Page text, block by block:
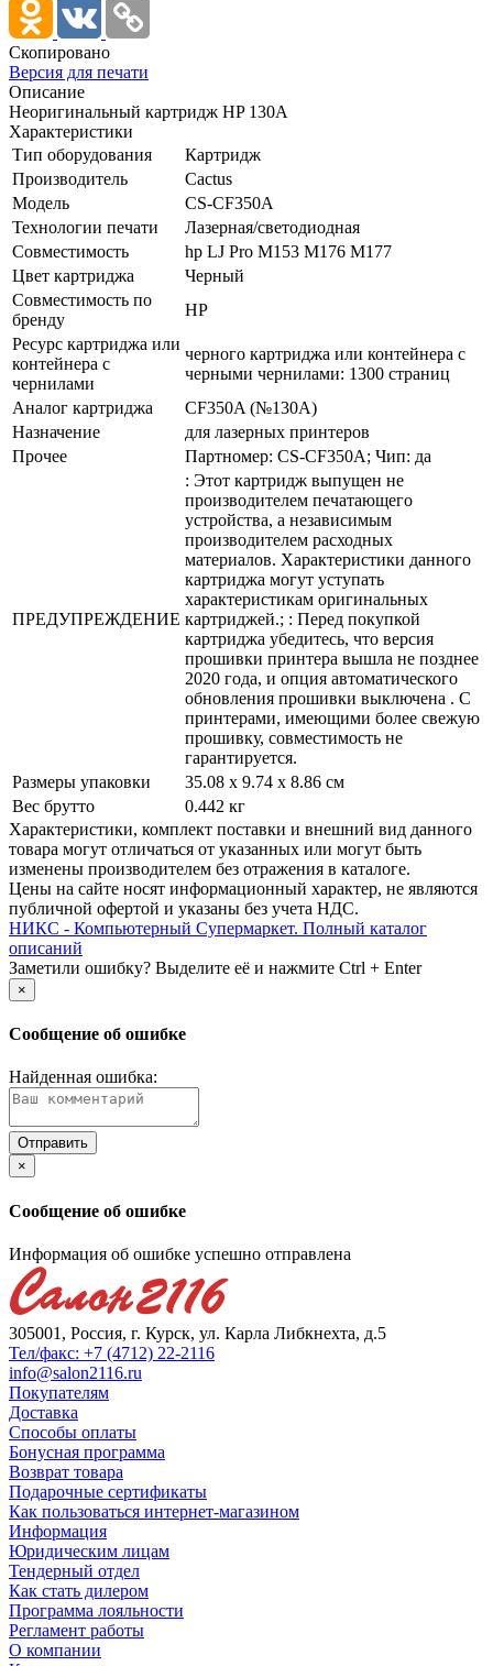
Скопировано
Версия для печати
Описание
Неоригинальный картридж HP 130A
Характеристики
Тип оборудования
Картридж
Производитель
Cactus
Модель
CS-CF350A
Технологии печати
Лазерная/­светодиодная
Совместимость
hp LJ Pro M153 M176 M177
Цвет картриджа
Черный
Совместимость по
бренду
HP
Ресурс картриджа или
контейнера с
чернилами
черного картриджа или контейнера с
черными чернилами: 1300 страниц
Аналог картриджа
CF350A (№130A)
Назначение
для лазерных принтеров
Прочее
Партномер: CS-CF350A; Чип: да
ПРЕДУПРЕЖДЕНИЕ
: Этот картридж выпущен не
производителем печатающего
устройства, а независимым
производителем расходных
материалов. Характеристики данного
картриджа могут уступать
характеристикам оригинальных
картриджей.; : Перед покупкой
картриджа убедитесь, что версия
прошивки принтера вышла не позднее
2020 года, и опция автоматического
обновления прошивки выключена . С
принтерами, имеющими более свежую
прошивку, совместимость не
гарантируется.
Размеры упаковки
35.08 x 9.74 x 8.86 см
Вес брутто
0.442 кг
Xарактеристики, комплект поставки и внешний вид данного
товара могут отличаться от указанных или могут быть
изменены производителем без отражения в каталоге.
Цены на сайте носят информационный характер, не являются
публичной офертой и указаны без учета НДС.
НИКС - Компьютерный Cупермаркет. Полный каталог
описаний
Заметили ошибку? Выделите её и нажмите Ctrl + Enter
×
Сообщение об ошибке
Найденная ошибка:
×
Сообщение об ошибке
Информация об ошибке успешно отправлена
305001, Россия, г. Курск, ул. Карла Либкнехта, д.5
Тел/факс: +7 (4712) 22-2116
info@salon2116.ru
Покупателям
Доставка
Способы оплаты
Бонусная программа
Возврат товара
Подарочные сертификаты
Как пользоваться интернет-магазином
Информация
Юридическим лицам
Тендерный отдел
Как стать дилером
Программа лояльности
Регламент работы
О компании